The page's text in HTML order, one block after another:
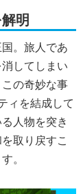
明
。旅人であ
してしまい
の奇妙な事
ィを結成して
人物を突き
取り戻すこ
。